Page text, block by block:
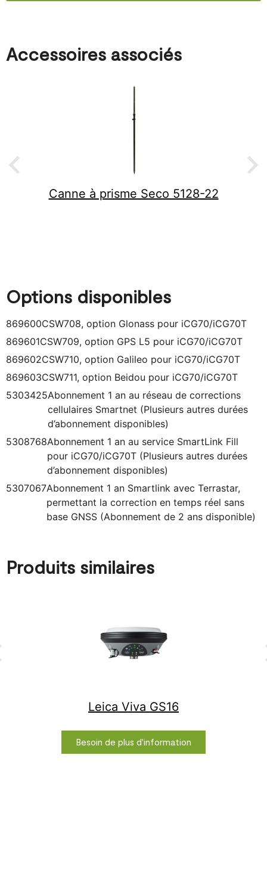
Accessoires associés
Canne à prisme Seco 5128-22
Options disponibles
869600CSW708, option Glonass pour iCG70/iCG70T
869601CSW709, option GPS L5 pour iCG70/iCG70T
869602CSW710, option Galileo pour iCG70/iCG70T
869603CSW711, option Beidou pour iCG70/iCG70T
5303425Abonnement 1 an au réseau de corrections
cellulaires Smartnet (Plusieurs autres durées
d’abonnement disponibles)
5308768Abonnement 1 an au service SmartLink Fill
pour iCG70/iCG70T (Plusieurs autres durées
d’abonnement disponibles)
5307067Abonnement 1 an Smartlink avec Terrastar,
permettant la correction en temps réel sans
base GNSS (Abonnement de 2 ans disponible)
Produits similaires
Leica Viva GS16
Besoin de plus d'information